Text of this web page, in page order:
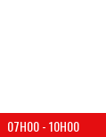
07H00-10H00